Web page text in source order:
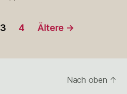
3 4 Ältere →
Nach oben ↑